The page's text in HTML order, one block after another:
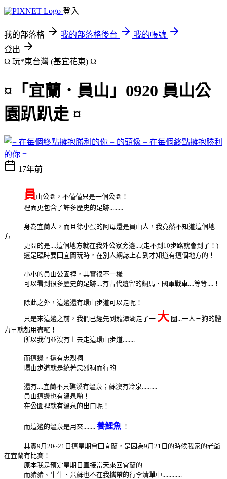
登入
我的部落格 我的部落格後台
我的帳號
登出
Ω 玩*東台灣 (基宜花東) Ω
¤「宜蘭．員山」0920 員山公
園趴趴走 ¤
= 在每個終點擁抱勝利
的你 =
17年前
員 山公園，不僅僅只是一個公園！
裡面更包含了許多歷史的足跡.........
身為宜蘭人，而且徐小蛋的阿母還是員山人，我竟然不知道這個地
方.....
更囧的是....這個地方就在我外公家旁邊....(走不到10步路就會到了！)
還是臨時要回宜蘭玩時，在別人網誌上看到才知道有這個地方的！
小小的員山公園裡，其實很不一樣....
可以看到很多歷史的足跡....有古代遺留的銅馬、國軍戰車....等等....！
除此之外，這邊還有環山步道可以走呢！
只是來這邊之前，我們已經先到龍潭湖走了一 大 圈...一人三狗的體
力早就都用盡囉！
所以我們並沒有上去走這環山步道........
而這邊，還有忠烈祠.........
環山步道就是繞著忠烈祠而行的.....
還有....宜蘭不只礁溪有溫泉；蘇澳有冷泉..........
員山這邊也有溫泉喲！
在公園裡就有溫泉的出口呢！
而這邊的溫泉是用來........ 養鯉魚 ！
其實9月20~21日這星期會回宜蘭，是因為9月21日的時候我家的老爺
在宜蘭有比賽！
原本我是預定星期日直接當天來回宜蘭的.......
而豬豬、牛牛、米蘇也不在我攜帶的行李清單中.............